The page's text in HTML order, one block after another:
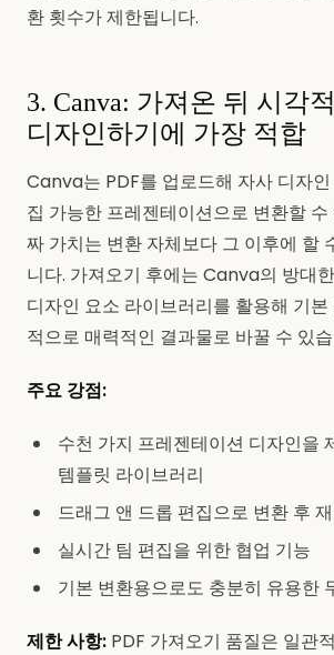
환 횟수가 제한됩니다.
3. Canva: 가져온 뒤 시각
디자인하기에 가장 적합
Canva는 PDF를 업로드해 자사 디자
집 가능한 프레젠테이션으로 변환할 수
짜 가치는 변환 자체보다 그 이후에 할
니다. 가져오기 후에는 Canva의 방대
디자인 요소 라이브러리를 활용해 기
적으로 매력적인 결과물로 바꿀 수 있
주요 강점:
수천 가지 프레젠테이션 디자인을
템플릿 라이브러리
드래그 앤 드롭 편집으로 변환 후
실시간 팀 편집을 위한 협업 기능
기본 변환용으로도 충분히 유용한
제한 사항: PDF 가져오기 품질은 일관